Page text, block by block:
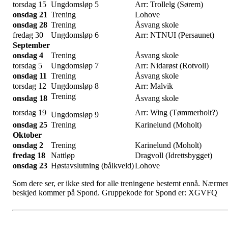
torsdag 15 Ungdomsløp 5
Arr: Trollelg (Sørem)
onsdag 21 Trening
Lohove
onsdag 28 Trening
Åsvang skole
fredag 30
Ungdomsløp 6
Arr: NTNUI (Persaunet)
September
onsdag 4
Trening
Åsvang skole
torsdag 5
Ungdomsløp 7
Arr: Nidarøst (Rotvoll)
onsdag 11 Trening
Åsvang skole
torsdag 12 Ungdomsløp 8
Arr: Malvik
onsdag 18 Trening
Ungdomsløp 9
Åsvang skole
torsdag 19
Arr: Wing (Tømmerholt?)
onsdag 25 Trening
Karinelund (Moholt)
Oktober
onsdag 2
Trening
Karinelund (Moholt)
fredag 18
Nattløp
Dragvoll (Idrettsbygget)
onsdag 23 Høstavslutning (bålkveld)Lohove
Som dere ser, er ikke sted for alle treningene bestemt ennå.
beskjed kommer på Spond. Gruppekode for Spond er: XGVFQ